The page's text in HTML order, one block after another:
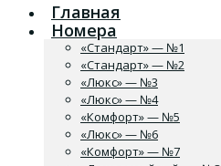
Главная
Номера
«Стандарт» — №1
«Стандарт» — №2
«Люкс» — №3
«Люкс» — №4
«Комфорт» — №5
«Люкс» — №6
«Комфорт» — №7